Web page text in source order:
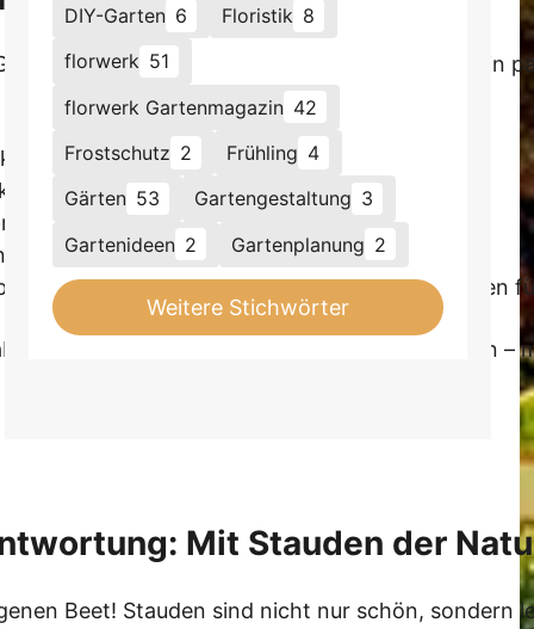
Aber hey, manche Fehler kann man mit ein
– regelmäßig auslichten!
– unbedingt vorher checken!
Fäulnisgefahr!
Mischkultur setzen als zu Giftspritze greifen.
Im Frühjahr unbedingt zurückschneiden
keine Wunderwaffe. Fehler sind Lernchancen –
sicherer!
Mit Stauden der
Beet! Stauden sind nicht nur schön, sondern
DIY-Garten 6 Floristik 8
florwerk 51
florwerk Gartenmagazin 42
Frostschutz 2 Frühling 4
Gärten 53 Gartengestaltung 3
Gartenideen 2 Gartenplanung 2
Weitere Stichwörter